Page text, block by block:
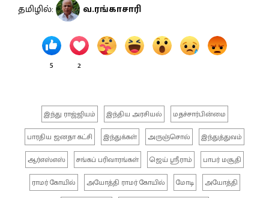
தமிழில்: வ.ரங்காசாரி
5 2
இந்து ராஜ்ஜியம் இந்திய அரசியல்
மதச்சார்பின்மை
பாரதிய ஜனதா கட்சி
இந்துக்கள் அருஞ்சொல்
இந்துத்துவம்
ஆர்எஸ்எஸ்
சங்கப் பரிவாரங்கள் ஜெய் ஸ்ரீராம்
பாபர் மசூதி
ராமர் கோயில்
அயோத்தி ராமர் கோயில் மோடி
அயோத்தி